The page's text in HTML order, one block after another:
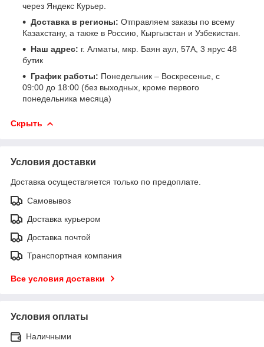
через Яндекс Курьер.
Доставка в регионы: Отправляем заказы по всему
Казахстану, а также в Россию, Кыргызстан и Узбекистан.
Наш адрес: г. Алматы, мкр. Баян аул, 57А, 3 ярус 48
бутик
График работы: Понедельник – Воскресенье, с
09:00 до 18:00 (без выходных, кроме первого
понедельника месяца)
Скрыть
Условия доставки
Доставка осуществляется только по предоплате.
Самовывоз
Доставка курьером
Доставка почтой
Транспортная компания
Все условия доставки
Условия оплаты
Наличными